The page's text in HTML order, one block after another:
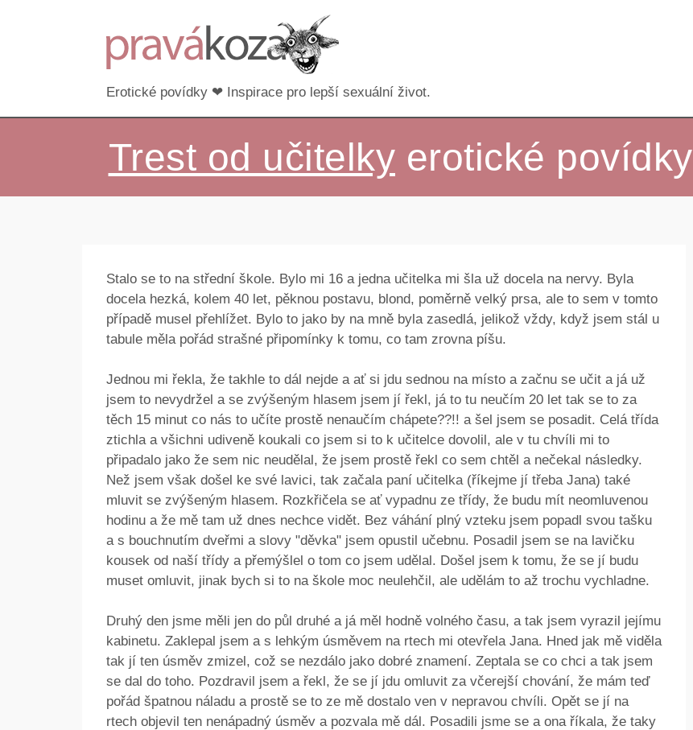
Erotické povídky ❤ Inspirace pro lepší sexuální život.
Trest od učitelky erotické povídky
Stalo se to na střední škole. Bylo mi 16 a jedna učitelka mi šla už docela na nervy. Byla
docela hezká, kolem 40 let, pěknou postavu, blond, poměrně velký prsa, ale to sem v tomto
případě musel přehlížet. Bylo to jako by na mně byla zasedlá, jelikož vždy, když jsem stál u
tabule měla pořád strašné připomínky k tomu, co tam zrovna píšu.
Jednou mi řekla, že takhle to dál nejde a ať si jdu sednou na místo a začnu se učit a já už
jsem to nevydržel a se zvýšeným hlasem jsem jí řekl, já to tu neučím 20 let tak se to za
těch 15 minut co nás to učíte prostě nenaučím chápete??!! a šel jsem se posadit. Celá třída
ztichla a všichni udiveně koukali co jsem si to k učitelce dovolil, ale v tu chvíli mi to
připadalo jako že sem nic neudělal, že jsem prostě řekl co sem chtěl a nečekal následky.
Než jsem však došel ke své lavici, tak začala paní učitelka (říkejme jí třeba Jana) také
mluvit se zvýšeným hlasem. Rozkřičela se ať vypadnu ze třídy, že budu mít neomluvenou
hodinu a že mě tam už dnes nechce vidět. Bez váhání plný vzteku jsem popadl svou tašku
a s bouchnutím dveřmi a slovy "děvka" jsem opustil učebnu. Posadil jsem se na lavičku
kousek od naší třídy a přemýšlel o tom co jsem udělal. Došel jsem k tomu, že se jí budu
muset omluvit, jinak bych si to na škole moc neulehčil, ale udělám to až trochu vychladne.
Druhý den jsme měli jen do půl druhé a já měl hodně volného času, a tak jsem vyrazil jejímu
kabinetu. Zaklepal jsem a s lehkým úsměvem na rtech mi otevřela Jana. Hned jak mě viděla
tak jí ten úsměv zmizel, což se nezdálo jako dobré znamení. Zeptala se co chci a tak jsem
se dal do toho. Pozdravil jsem a řekl, že se jí jdu omluvit za včerejší chování, že mám teď
pořád špatnou náladu a prostě se to ze mě dostalo ven v nepravou chvíli. Opět se jí na
rtech objevil ten nenápadný úsměv a pozvala mě dál. Posadili jsme se a ona říkala, že taky